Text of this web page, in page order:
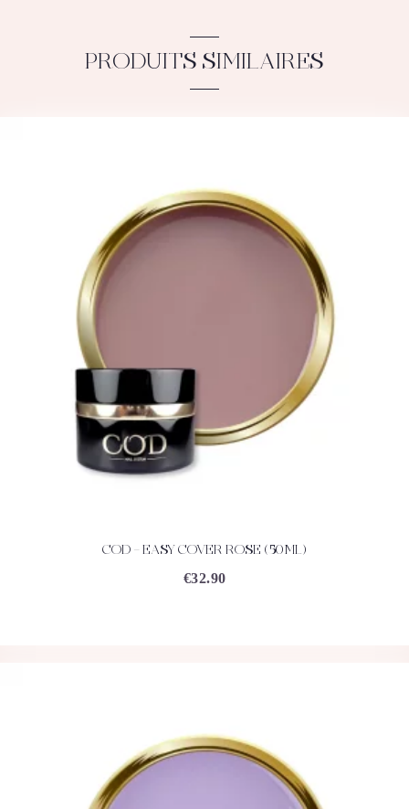
PRODUITS SIMILAIRES
ACHETEZ DÉTAILS
COD – EASY COVER ROSE (50ML)
€32.90